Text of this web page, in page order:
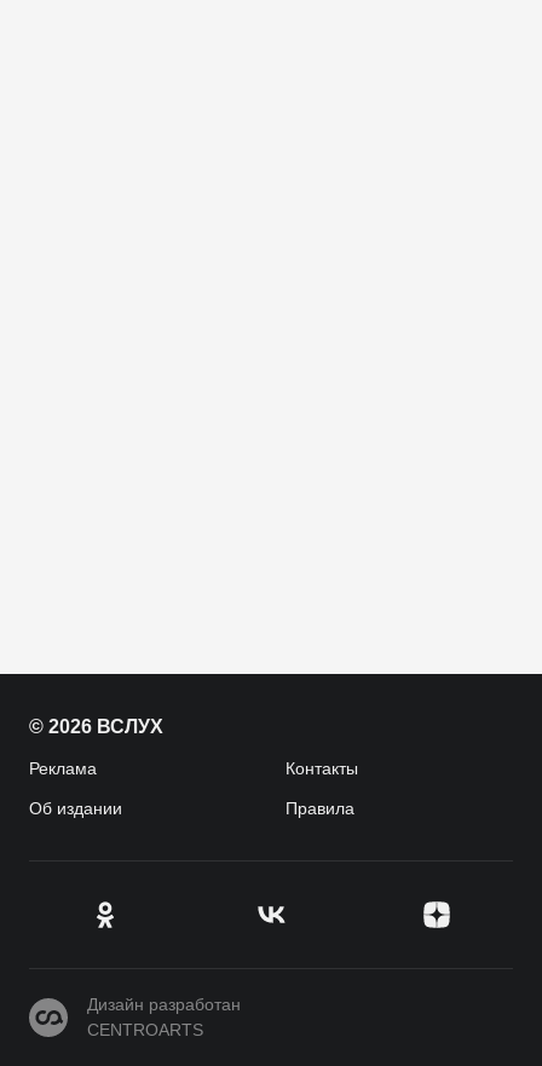
© 2026 ВСЛУХ
Реклама Контакты
Об издании Правила
CENTROARTS